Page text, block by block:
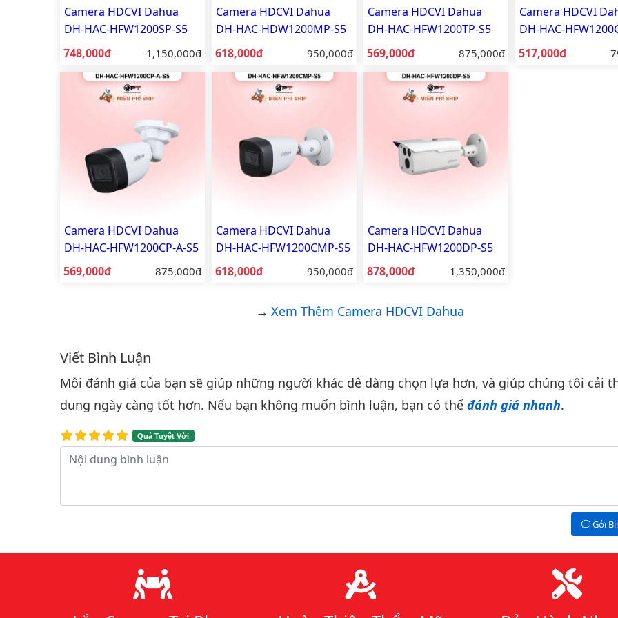
Camera HDCVI Dahua
DH-HAC-HFW1200SP-S5
2MP
Giá bán:
748,000đ Giá gốc:
1,150,000đ
Camera HDCVI Dahua
DH-HAC-HDW1200MP-S5
2MP
Giá bán:
618,000đ Giá gốc:
950,000đ
Camera HDCVI Dahua
DH-HAC-HFW1200TP-S5
2MP
Giá bán:
569,000đ Giá gốc:
875,000đ
Camera HDCVI
DH-HAC-
2MP
Giá bán:
517,000đ
Camera HDCVI Dahua
DH-HAC-HFW1200CP-A-S5
2MP - có thu âm
Giá bán:
569,000đ Giá gốc:
875,000đ
Camera HDCVI Dahua
DH-HAC-HFW1200CMP-S5
2MP
Giá bán:
618,000đ Giá gốc:
950,000đ
Camera HDCVI Dahua
DH-HAC-HFW1200DP-S5
2MP
Giá bán:
878,000đ Giá gốc:
1,350,000đ
Xem Thêm Camera HDCVI Dahua
Bình luận & Đánh giá
Viết Bình Luận
Mỗi đánh giá của bạn sẽ giúp những người khác dễ dàng chọn lựa hơn, và giúp chúng tôi cải
dung ngày càng tốt hơn. Nếu bạn không muốn bình luận, bạn có thể đánh giá nhanh.
Quá Tuyệt Vời
Nội dung bình luận
Gởi
Lý do chọn chúng tôi